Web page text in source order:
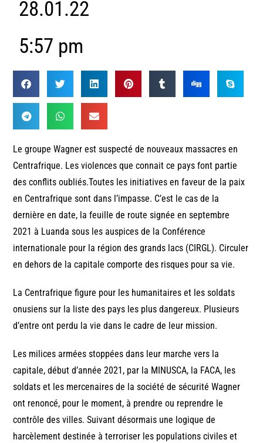
28.01.22
5:57 pm
Le groupe Wagner est suspecté de nouveaux massacres en
Centrafrique. Les violences que connait ce pays font partie
des conflits oubliés.Toutes les initiatives en faveur de la paix
en Centrafrique sont dans l’impasse. C’est le cas de la
dernière en date, la feuille de route signée en septembre
2021 à Luanda sous les auspices de la Conférence
internationale pour la région des grands lacs (CIRGL). Circuler
en dehors de la capitale comporte des risques pour sa vie.
La Centrafrique figure pour les humanitaires et les soldats
onusiens sur la liste des pays les plus dangereux. Plusieurs
d’entre ont perdu la vie dans le cadre de leur mission.
Les milices armées stoppées dans leur marche vers la
capitale, début d’année 2021, par la MINUSCA, la FACA, les
soldats et les mercenaires de la société de sécurité Wagner
ont renoncé, pour le moment, à prendre ou reprendre le
contrôle des villes. Suivant désormais une logique de
harcèlement destinée à terroriser les populations civiles et